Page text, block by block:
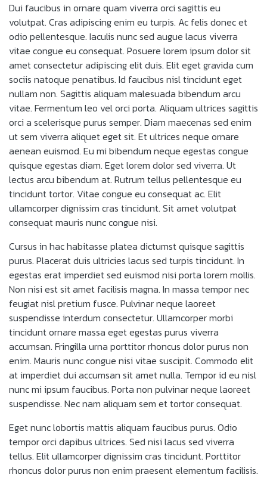
Dui faucibus in ornare quam viverra orci sagittis eu
volutpat. Cras adipiscing enim eu turpis. Ac felis donec et
odio pellentesque. Iaculis nunc sed augue lacus viverra
vitae congue eu consequat. Posuere lorem ipsum dolor sit
amet consectetur adipiscing elit duis. Elit eget gravida cum
sociis natoque penatibus. Id faucibus nisl tincidunt eget
nullam non. Sagittis aliquam malesuada bibendum arcu
vitae. Fermentum leo vel orci porta. Aliquam ultrices sagittis
orci a scelerisque purus semper. Diam maecenas sed enim
ut sem viverra aliquet eget sit. Et ultrices neque ornare
aenean euismod. Eu mi bibendum neque egestas congue
quisque egestas diam. Eget lorem dolor sed viverra. Ut
lectus arcu bibendum at. Rutrum tellus pellentesque eu
tincidunt tortor. Vitae congue eu consequat ac. Elit
ullamcorper dignissim cras tincidunt. Sit amet volutpat
consequat mauris nunc congue nisi.
Cursus in hac habitasse platea dictumst quisque sagittis
purus. Placerat duis ultricies lacus sed turpis tincidunt. In
egestas erat imperdiet sed euismod nisi porta lorem mollis.
Non nisi est sit amet facilisis magna. In massa tempor nec
feugiat nisl pretium fusce. Pulvinar neque laoreet
suspendisse interdum consectetur. Ullamcorper morbi
tincidunt ornare massa eget egestas purus viverra
accumsan. Fringilla urna porttitor rhoncus dolor purus non
enim. Mauris nunc congue nisi vitae suscipit. Commodo elit
at imperdiet dui accumsan sit amet nulla. Tempor id eu nisl
nunc mi ipsum faucibus. Porta non pulvinar neque laoreet
suspendisse. Nec nam aliquam sem et tortor consequat.
Eget nunc lobortis mattis aliquam faucibus purus. Odio
tempor orci dapibus ultrices. Sed nisi lacus sed viverra
tellus. Elit ullamcorper dignissim cras tincidunt. Porttitor
rhoncus dolor purus non enim praesent elementum facilisis.